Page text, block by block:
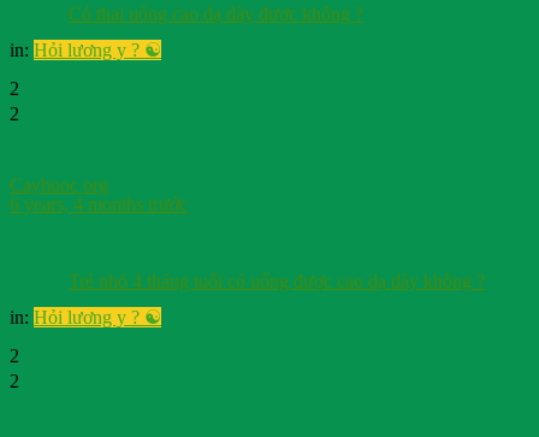
Có thai uống cao dạ dày được không ?
in: Hỏi lương y ? ☯️
2
2
Cayhuoc org
6 years, 4 months trước
Trẻ nhó 4 tháng tuổi có uống được cao dạ dày không ?
in: Hỏi lương y ? ☯️
2
2